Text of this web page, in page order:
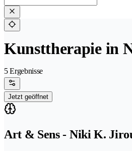
Kunsttherapie in
5 Ergebnisse
Jetzt geöffnet
Art & Sens - Niki K.